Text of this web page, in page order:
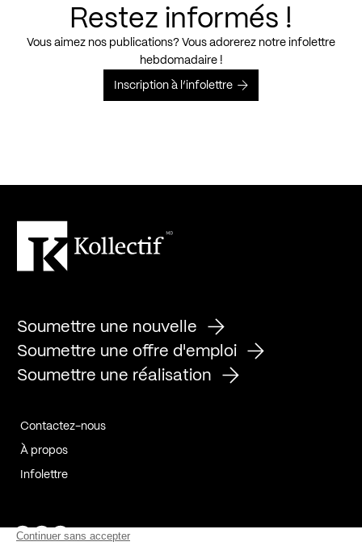
Restez informés !
Vous aimez nos publications? Vous adorerez notre infolettre
hebdomadaire !
Inscription à l’infolettre
Soumettre une nouvelle
Soumettre une offre d'emploi
Soumettre une réalisation
Contactez-nous
À propos
Infolettre
Page Facebook de Kollectif
Page Instagram de Kollectif
Page Linkedin de Kollectif